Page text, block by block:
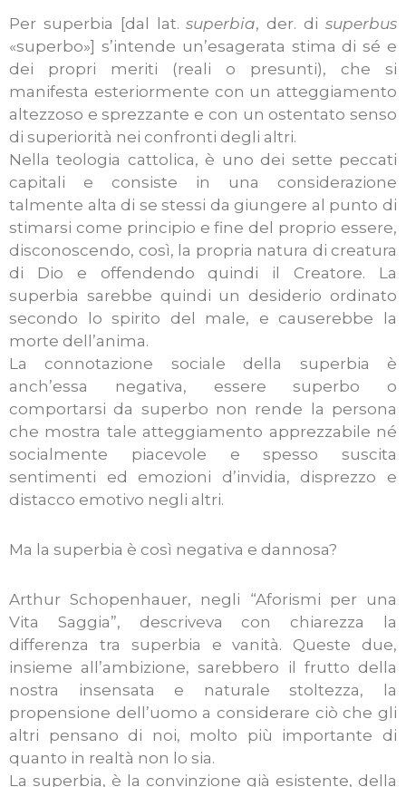
Per superbia [dal lat.superbia, der. disuperbus
«superbo»] s’intende un’esagerata stima di sé e
dei propri meriti (reali o presunti), che si
manifesta esteriormente con un atteggiamento
altezzoso e sprezzante e con un ostentato senso
di superiorità nei confronti degli altri.
Nella teologia cattolica, è uno dei sette peccati
capitali e consiste in una considerazione
talmente alta di se stessi da giungere al punto di
stimarsi come principio e fine del proprio essere,
disconoscendo, così, la propria natura di creatura
di Dio e offendendo quindi il Creatore. La
superbia sarebbe quindi un desiderio ordinato
secondo lo spirito del male, e causerebbe la
morte dell’anima.
La connotazione sociale della superbia è
anch’essa negativa, essere superbo o
comportarsi da superbo non rende la persona
che mostra tale atteggiamento apprezzabile né
socialmente piacevole e spesso suscita
sentimenti ed emozioni d’invidia, disprezzo e
distacco emotivo negli altri.
Ma la superbia è così negativa e dannosa?
Arthur Schopenhauer, negli “Aforismi per una
Vita Saggia”, descriveva con chiarezza la
differenza tra superbia e vanità. Queste due,
insieme all’ambizione, sarebbero il frutto della
nostra insensata e naturale stoltezza, la
propensione dell’uomo a considerare ciò che gli
altri pensano di noi, molto più importante di
quanto in realtà non lo sia.
La superbia, è la convinzione già esistente, della